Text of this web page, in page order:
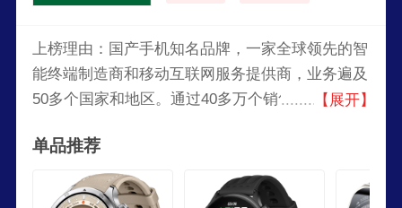
上榜理由：国产手机知名品牌，一家全球领先的智
能终端制造商和移动互联网服务提供商，业务遍及
50多个国家和地区。通过40多万个销售网点及
于为客户提供最先进和最精致的智能手机、高端影
音设备和移动互联网产品与服务。
【展开】
单品推荐